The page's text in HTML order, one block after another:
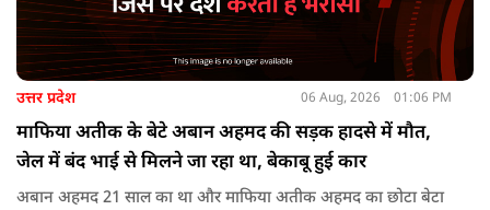
उत्तर प्रदेश 06 Aug, 2026 01:06 PM
माफिया अतीक के बेटे अबान अहमद की सड़क हादसे में मौत,
जेल में बंद भाई से मिलने जा रहा था, बेकाबू हुई कार
अबान अहमद 21 साल का था और माफिया अतीक अहमद का छोटा बेटा